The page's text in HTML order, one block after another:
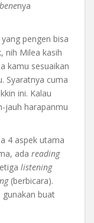
nya
pengen bisa
nih Milea kasih
kamu sesuaikan
Syaratnya cuma
ini. Kalau
jauh harapanmu
aspek utama
ada reading
listening
(berbicara).
buat